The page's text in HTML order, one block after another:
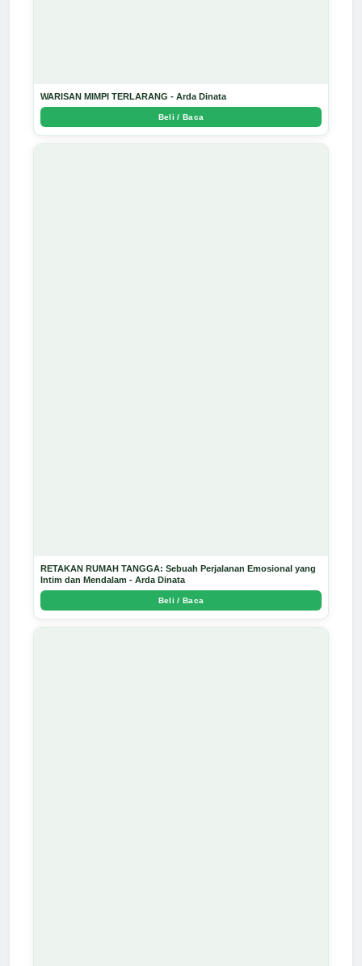
WARISAN MIMPI TERLARANG - Arda Dinata
Beli / Baca
RETAKAN RUMAH TANGGA: Sebuah Perjalanan Emosional yang
Intim dan Mendalam - Arda Dinata
Beli / Baca